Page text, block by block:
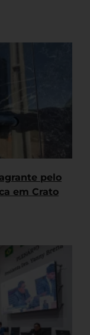
pelo
em Crato